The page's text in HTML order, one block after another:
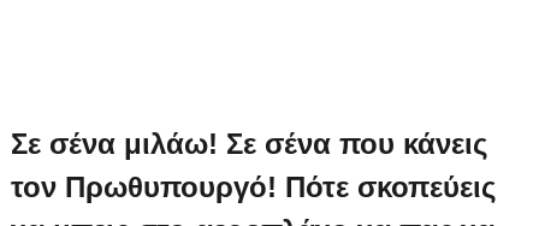
Σε σένα μιλάω! Σε σένα που κάνεις
τον Πρωθυπουργό! Πότε σκοπεύεις